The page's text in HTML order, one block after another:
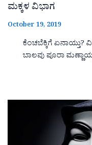
ಮಕ್ಕಳ ವಿಭಾಗ
October 19, 2019
ಕೆಂಚಬೆಕ್ಕಿಗೆ ಏನಾಯ್ತು?
ಬಾಲವು ಪೂರಾ